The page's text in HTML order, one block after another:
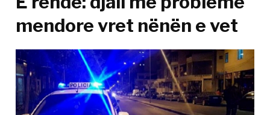
mendore vret nënën e vet